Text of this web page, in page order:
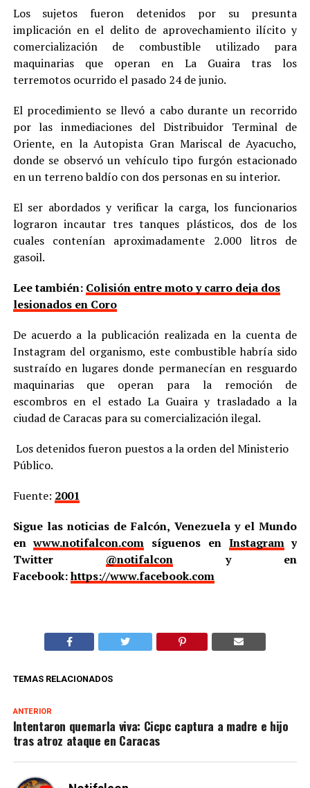
Los sujetos fueron detenidos por su presunta
implicación en el delito de aprovechamiento ilícito y
comercialización de combustible utilizado para
maquinarias que operan en La Guaira tras los
terremotos ocurrido el pasado 24 de junio.
El procedimiento se llevó a cabo durante un recorrido
por las inmediaciones del Distribuidor Terminal de
Oriente, en la Autopista Gran Mariscal de Ayacucho,
donde se observó un vehículo tipo furgón estacionado
en un terreno baldío con dos personas en su interior.
El ser abordados y verificar la carga, los funcionarios
lograron incautar tres tanques plásticos, dos de los
cuales contenían aproximadamente 2.000 litros de
gasoil.
Lee también: Colisión entre moto y carro deja dos
lesionados en Coro
De acuerdo a la publicación realizada en la cuenta de
Instagram del organismo, este combustible habría sido
sustraído en lugares donde permanecían en resguardo
maquinarias que operan para la remoción de
escombros en el estado La Guaira y trasladado a la
ciudad de Caracas para su comercialización ilegal.
Los detenidos fueron puestos a la orden del Ministerio
Público.
Fuente: 2001
Sigue las noticias de Falcón, Venezuela y el Mundo
enwww.notifalcon.com síguenos en Instagramy
Twitter @notifalcony en
Facebook:https://www.facebook.com
TEMAS RELACIONADOS
ANTERIOR
Intentaron quemarla viva: Cicpc captura a madre e hijo
tras atroz ataque en Caracas